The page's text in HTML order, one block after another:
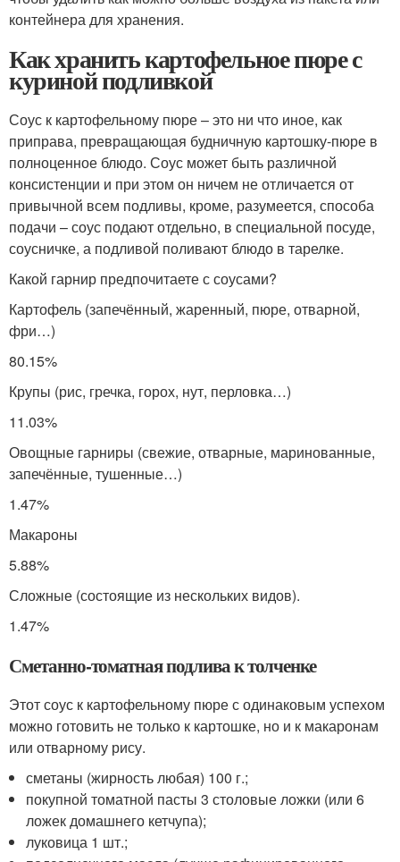
контейнера для хранения.
Как хранить картофельное пюре с
куриной подливкой
Соус к картофельному пюре – это ни что иное, как
приправа, превращающая будничную картошку-пюре в
полноценное блюдо. Соус может быть различной
консистенции и при этом он ничем не отличается от
привычной всем подливы, кроме, разумеется, способа
подачи – соус подают отдельно, в специальной посуде,
соусничке, а подливой поливают блюдо в тарелке.
Какой гарнир предпочитаете с соусами?
Картофель (запечённый, жаренный, пюре, отварной,
фри…)
80.15%
Крупы (рис, гречка, горох, нут, перловка…)
11.03%
Овощные гарниры (свежие, отварные, маринованные,
запечённые, тушенные…)
1.47%
Макароны
5.88%
Сложные (состоящие из нескольких видов).
1.47%
Сметанно-томатная подлива к толченке
Этот соус к картофельному пюре с одинаковым успехом
можно готовить не только к картошке, но и к макаронам
или отварному рису.
сметаны (жирность любая) 100 г.;
покупной томатной пасты 3 столовые ложки (или 6
ложек домашнего кетчупа);
луковица 1 шт.;